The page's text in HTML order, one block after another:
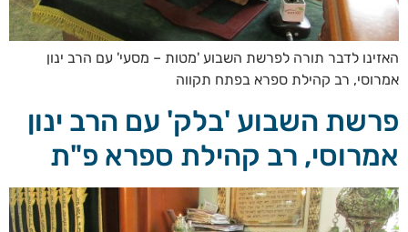
האזינו לדבר תורה לפרשת השבוע 'מטות – מסעי' עם הרב ינון
אמרוסי, רב קהילת ספרא בפתח תקווה
פרשת השבוע 'בלק' עם הרב ינון
אמרוסי, רב קהילת ספרא פ"ת